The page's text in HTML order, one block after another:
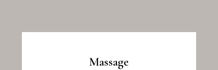
Massage